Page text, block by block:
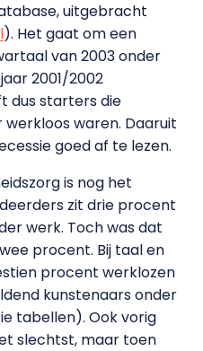
uitgebracht
). Het gaat om een
van 2003 onder
2001/2002
dus starters die
waren. Daaruit
goed af te lezen.
is nog het
zit drie procent
werk. Toch was dat
procent. Bij taal en
procent werklozen
kunstenaars onder
tabellen). Ook vorig
slechtst, maar toen